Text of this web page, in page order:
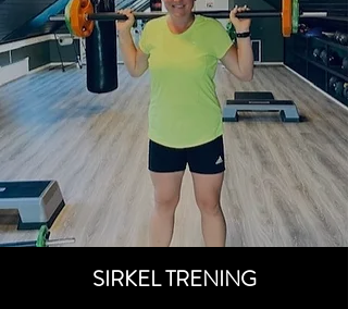
SIRKEL TRENING